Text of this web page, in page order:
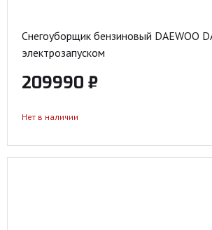
Снегоуборщик бензиновый DAEWOO
электрозапуском
209990 ₽
Нет в наличии